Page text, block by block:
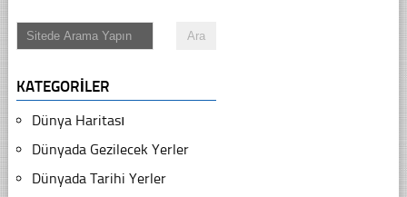
KATEGORILER
Dünya Haritası
Dünyada Gezilecek Yerler
Dünyada Tarihi Yerler